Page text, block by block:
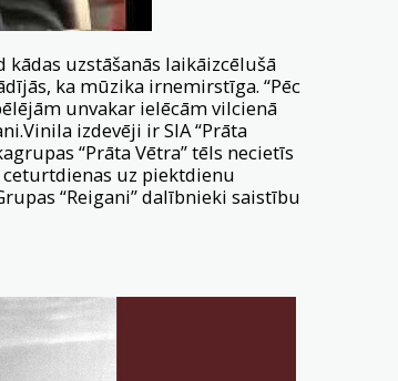
uzstāšanās laikāizcēlušā
ka mūzika irnemirstīga. “Pēc
unvakar ielēcām vilcienā
izdevēji ir SIA “Prāta
“Prāta Vētra” tēls necietīs
uz piektdienu
“Reigani” dalībnieki saistību